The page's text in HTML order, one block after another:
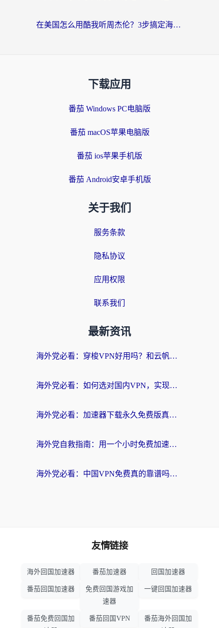
在美国怎么用酷我听周杰伦？3步搞定海外听歌难题
下载应用
番茄 Windows PC电脑版
番茄 macOS苹果电脑版
番茄 ios苹果手机版
番茄 Android安卓手机版
关于我们
服务条款
隐私协议
应用权限
联系我们
最新资讯
海外党必看：穿梭VPN好用吗？和云帆VPN对比哪个回国效果更好？附真实测评+避坑指南
海外党必看：如何选对国内VPN，实现无缝访问国内资源？
海外党必看：加速器下载永久免费版真的存在吗？教你无缝访问国内资源的正确姿势
海外党自救指南：用一个小时免费加速器，轻松打破国内资源访问壁垒？
海外党必看：中国VPN免费真的靠谱吗？手把手教你选对回国加速器
友情链接
海外回国加速器 番茄加速器 回国加速器
番茄回国加速器
免费回国游戏加
速器
一键回国加速器
番茄免费回国加
番茄回国VPN
番茄海外回国加